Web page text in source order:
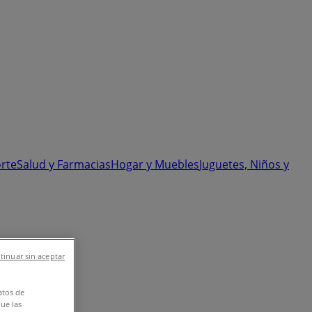
Salud y FarmaciasHogar y MueblesJuguetes, Niños y
de
las
sin aceptar